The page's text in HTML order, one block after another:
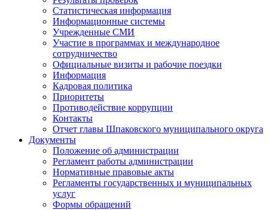
Статистическая информация
Информационные системы
Учрежденные СМИ
Участие в программах и международное
сотрудничество
Официальные визиты и рабочие поездки
Информация
Кадровая политика
Приоритеты
Противодействие коррупции
Контакты
Отчет главы Шпаковского муниципального округа
Документы
Положение об администрации
Регламент работы администрации
Нормативные правовые акты
Регламенты государственных и муниципальных
услуг
Формы обращений